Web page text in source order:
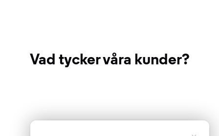
Vad tycker våra kunder?